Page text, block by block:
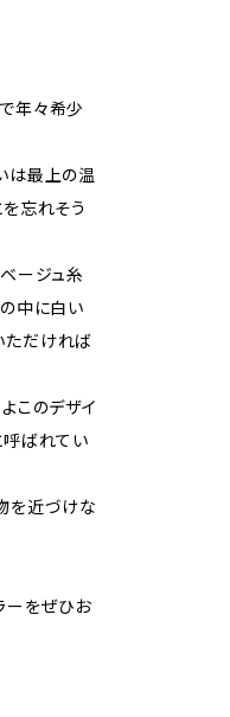
年々希少
は最上の温
忘れそう
ージュ糸
中に白い
ただければ
このデザイ
呼ばれてい
を近づけな
ーをぜひお